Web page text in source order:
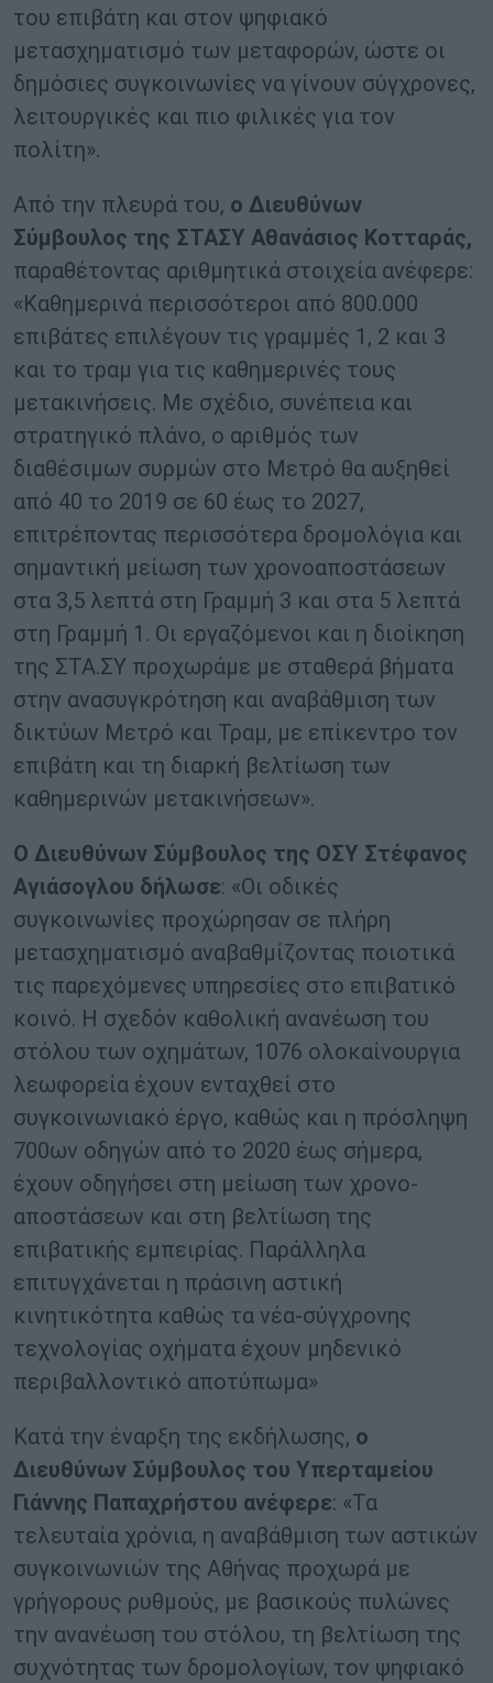
του επιβάτη και στον ψηφιακό
μετασχηματισμό των μεταφορών, ώστε οι
δημόσιες συγκοινωνίες να γίνουν σύγχρονες,
λειτουργικές και πιο φιλικές για τον
πολίτη».
Από την πλευρά του, ο Διευθύνων
Σύμβουλος της ΣΤΑΣΥ Αθανάσιος Κοτταράς,
παραθέτοντας αριθμητικά στοιχεία ανέφερε:
«Καθημερινά περισσότεροι από 800.000
επιβάτες επιλέγουν τις γραμμές 1, 2 και 3
και το τραμ για τις καθημερινές τους
μετακινήσεις. Με σχέδιο, συνέπεια και
στρατηγικό πλάνο, ο αριθμός των
διαθέσιμων συρμών στο Μετρό θα αυξηθεί
από 40 το 2019 σε 60 έως το 2027,
επιτρέποντας περισσότερα δρομολόγια και
σημαντική μείωση των χρονοαποστάσεων
στα 3,5 λεπτά στη Γραμμή 3 και στα 5 λεπτά
στη Γραμμή 1. Οι εργαζόμενοι και η διοίκηση
της ΣΤΑ.ΣΥ προχωράμε με σταθερά βήματα
στην ανασυγκρότηση και αναβάθμιση των
δικτύων Μετρό και Τραμ, με επίκεντρο τον
επιβάτη και τη διαρκή βελτίωση των
καθημερινών μετακινήσεων».
Ο Διευθύνων Σύμβουλος της ΟΣΥ Στέφανος
Αγιάσογλου δήλωσε: «Οι οδικές
συγκοινωνίες προχώρησαν σε πλήρη
μετασχηματισμό αναβαθμίζοντας ποιοτικά
τις παρεχόμενες υπηρεσίες στο επιβατικό
κοινό. Η σχεδόν καθολική ανανέωση του
στόλου των οχημάτων, 1076 ολοκαίνουργια
λεωφορεία έχουν ενταχθεί στο
συγκοινωνιακό έργο, καθώς και η πρόσληψη
700ων οδηγών από το 2020 έως σήμερα,
έχουν οδηγήσει στη μείωση των χρονο-
αποστάσεων και στη βελτίωση της
επιβατικής εμπειρίας. Παράλληλα
επιτυγχάνεται η πράσινη αστική
κινητικότητα καθώς τα νέα-σύγχρονης
τεχνολογίας οχήματα έχουν μηδενικό
περιβαλλοντικό αποτύπωμα»
Κατά την έναρξη της εκδήλωσης, ο
Διευθύνων Σύμβουλος του Υπερταμείου
Γιάννης Παπαχρήστου ανέφερε: «Τα
τελευταία χρόνια, η αναβάθμιση των αστικών
συγκοινωνιών της Αθήνας προχωρά με
γρήγορους ρυθμούς, με βασικούς πυλώνες
την ανανέωση του στόλου, τη βελτίωση της
συχνότητας των δρομολογίων, τον ψηφιακό